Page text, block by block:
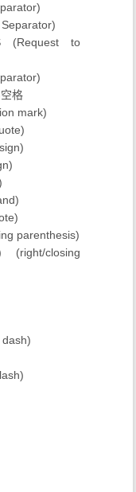
(Request to
格
mark)
parenthesis)
closing